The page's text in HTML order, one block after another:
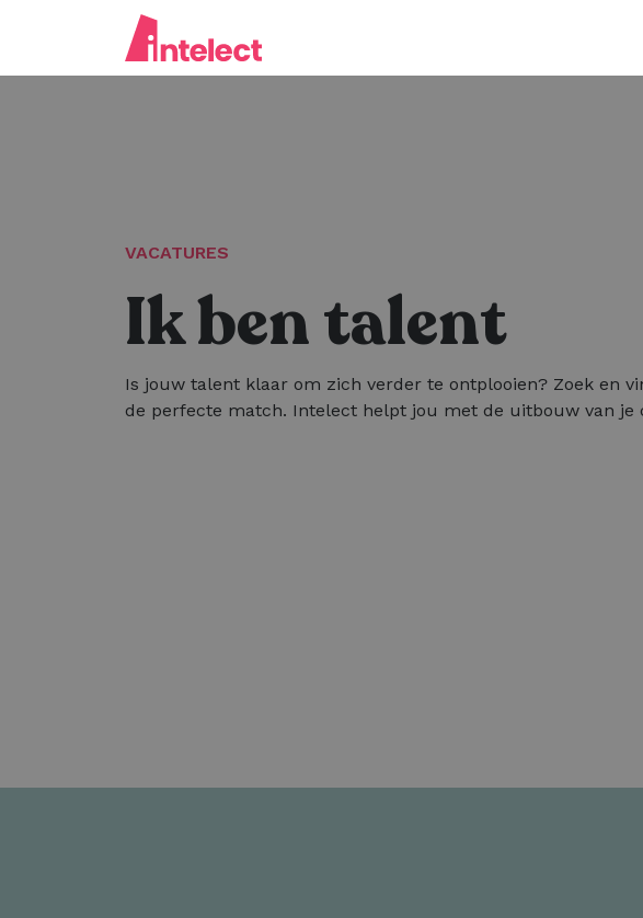
VACATURES
Ik ben talent
Is jouw talent klaar om zich verder te ontplooien? Zoek en
de perfecte match. Intelect helpt jou met de uitbouw van je